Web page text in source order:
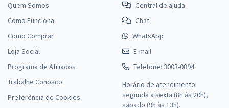
Quem Somos
Como Funciona
Como Comprar
Loja Social
Programa de Afiliados
Trabalhe Conosco
Preferência de Cookies
Central de ajuda
Chat
WhatsApp
E-mail
Telefone: 3003-0894
Horário de atendimento:
segunda a sexta (8h às 20h),
sábado (9h às 13h).